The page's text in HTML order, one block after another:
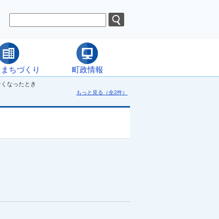
ちづくり 町政情報
なったとき
もっと見る（全2件）